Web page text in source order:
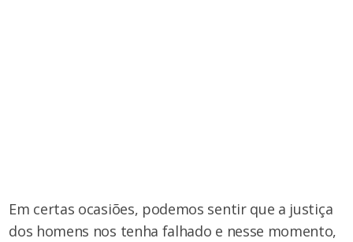
Em certas ocasiões, podemos sentir que a justiça
dos homens nos tenha falhado e nesse momento,